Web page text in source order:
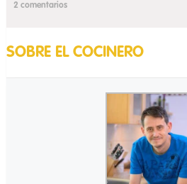
2 comentarios
SOBRE EL COCINERO